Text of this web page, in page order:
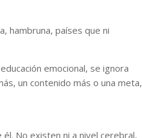
hambruna, países que ni
emocional, se ignora
un contenido más o una meta,
No existen ni a nivel cerebral,